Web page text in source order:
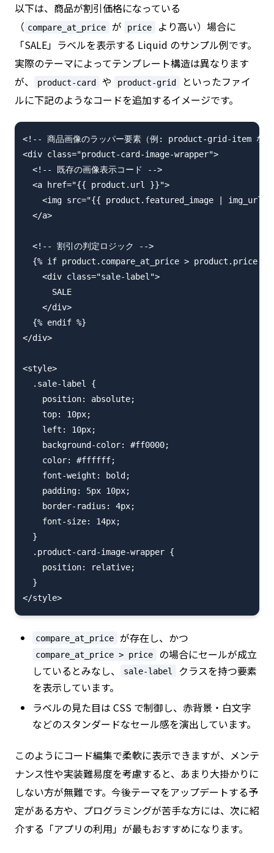
以下は、商品が割引価格になっている
（ compare_at_price が price
より高い）場合に
「SALE」ラベルを表示する Liquid のサンプル例です。
実際のテーマによってテンプレート構造は異なります
が、
product-card や product-grid
といったファイ
ルに下記のようなコードを追加するイメージです。
<!-- 商品画像のラッパー要素（例: product-grid-item な
<div class="product-card-image-wrapper">
  <!-- 既存の画像表示コード -->
  <a href="{{ product.url }}">
<img src="{{ product.featured_image | img_url:
  </a>
  <!-- 割引の判定ロジック -->
  {% if product.compare_at_price > product.price %}
    <div class="sale-label">
      SALE
    </div>
  {% endif %}
</div>
<style>
  .sale-label {
    position: absolute;
    top: 10px;
    left: 10px;
    background-color: #ff0000;
    color: #ffffff;
    font-weight: bold;
    padding: 5px 10px;
    border-radius: 4px;
    font-size: 14px;
  }
  .product-card-image-wrapper {
    position: relative;
  }
</style>
compare_at_price が存在し、かつ
compare_at_price > price
の場合にセールが成立
しているとみなし、
sale-label
クラスを持つ要素
を表示しています。
ラベルの見た目は CSS で制御し、赤背景・白文字
などのスタンダードなセール感を演出しています。
このようにコード編集で柔軟に表示できますが、メンテ
ナンス性や実装難易度を考慮すると、あまり大掛かりに
しない方が無難です。今後テーマをアップデートする予
定がある方や、プログラミングが苦手な方には、次に紹
介する「アプリの利用」が最もおすすめになります。